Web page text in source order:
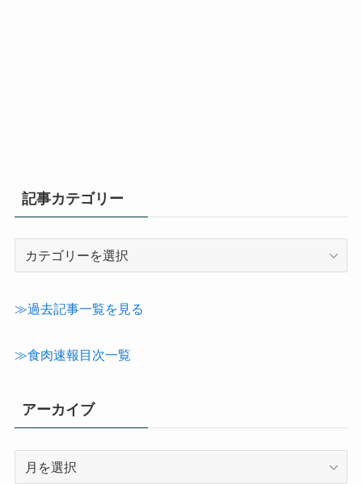
記事カテゴリー
テ
≫過去記事一覧を見る
≫食肉速報目次一覧
アーカイブ